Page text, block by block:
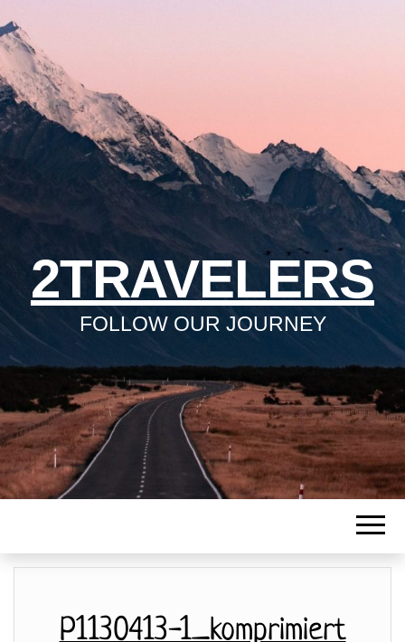
2TRAVELERS
FOLLOW OUR JOURNEY
P1130413-1_komprimiert